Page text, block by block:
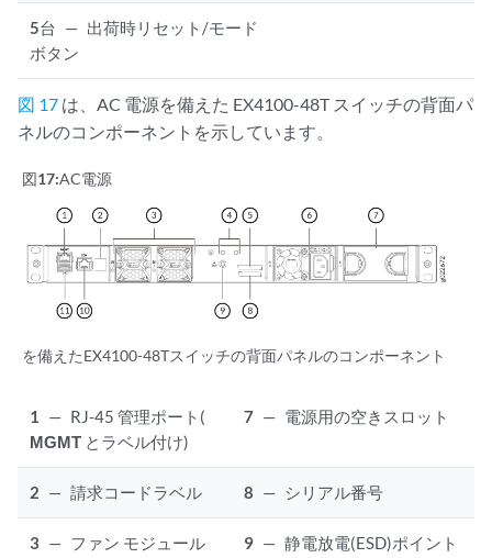
5台 — 出荷時リセット/モード
ボタン
図 17 は、AC 電源を備えた EX4100-48T スイッチの背面パ
ネルのコンポーネントを示しています。
図17:AC電源
を備えたEX4100-48Tスイッチの背面パネルのコンポーネント
1 — RJ-45 管理ポート(
MGMT とラベル付け)
7 — 電源用の空きスロット
2 — 請求コードラベル 8 — シリアル番号
3 — ファン モジュール 9 — 静電放電(ESD)ポイント